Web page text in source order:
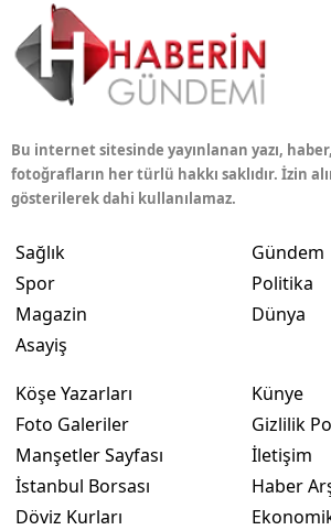
Bu internet sitesinde yayınlanan yazı,
fotoğrafların her türlü hakkı saklıdır. İzin
gösterilerek dahi kullanılamaz.
Sağlık
Spor
Magazin
Asayiş
Gündem
Politika
Dünya
Köşe Yazarları
Foto Galeriler
Manşetler Sayfası
İstanbul Borsası
Döviz Kurları
Künye
Gizlilik
İletişim
Haber